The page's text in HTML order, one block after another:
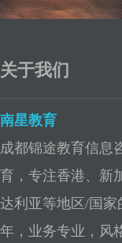
关于我们
南星教育
成都锦途教育信息
育，专注香港、新
达利亚等地区/国
年，业务专业，风